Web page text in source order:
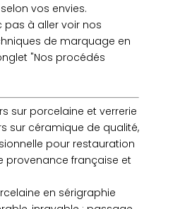
vos envies.
pas à aller voir nos
de marquage en
"Nos procédés
sur porcelaine et verrerie
sur céramique de qualité,
pour restauration
provenance française et
en sérigraphie